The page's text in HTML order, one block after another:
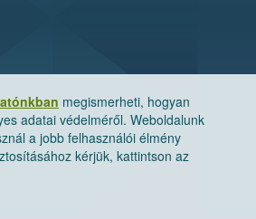
megismerheti, hogyan
adatai védelméről. Weboldalunk
a jobb felhasználói élmény
kérjük, kattintson az